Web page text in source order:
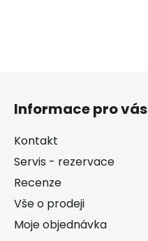
Informace pro vás
Kontakt
Servis - rezervace
Recenze
Vše o prodeji
Moje objednávka